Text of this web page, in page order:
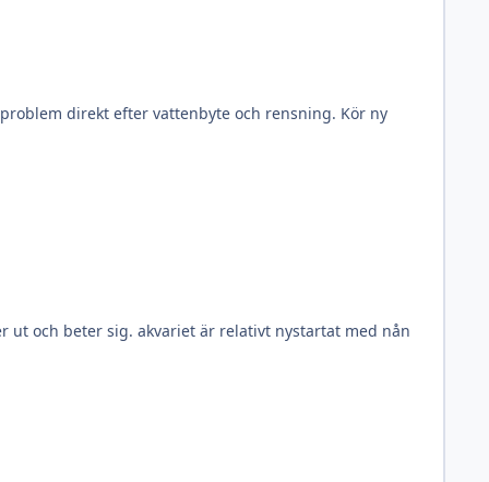
direkt efter vattenbyte och rensning. Kör ny
nystartat med nån